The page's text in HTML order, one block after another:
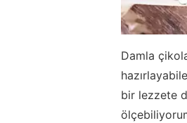
Damla
bir lezzete